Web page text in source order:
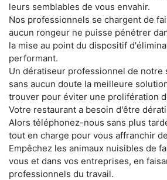
leurs semblables de vous envahir.
Nos professionnels se chargent de
aucun rongeur ne puisse pénétrer
la mise au point du dispositif
performant.
Un dératiseur professionnel de notre
sans aucun doute la meilleure
trouver pour éviter une prolifération
Votre restaurant a besoin d'être
Alors téléphonez-nous sans plus
tout en charge pour vous affranchir
Empêchez les animaux nuisibles de
vous et dans vos entreprises, en
professionnels du travail.